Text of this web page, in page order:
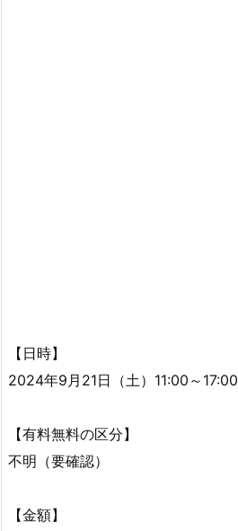
【日時】
2024年9月21日（土）11:00～17:00
【有料無料の区分】
不明（要確認）
【金額】